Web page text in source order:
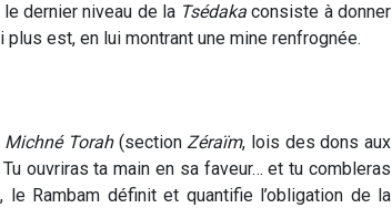
dernier niveau de la Tsédaka consiste à donner
est, en lui montrant une mine renfrognée.
Michné Torah(sectionZéraïm, lois des dons aux
ouvriras ta main en sa faveur… et tu combleras
Rambam définit et quantifie l’obligation de la